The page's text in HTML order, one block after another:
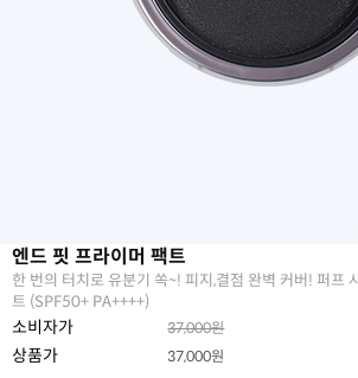
엔드 핏 프라이머 팩트
한 번의 터치로 유분기 쏙~! 피지,결점 완벽 커버! 퍼프
트 (SPF50+ PA++++)
소비자가 37,000원
상품가
37,000원